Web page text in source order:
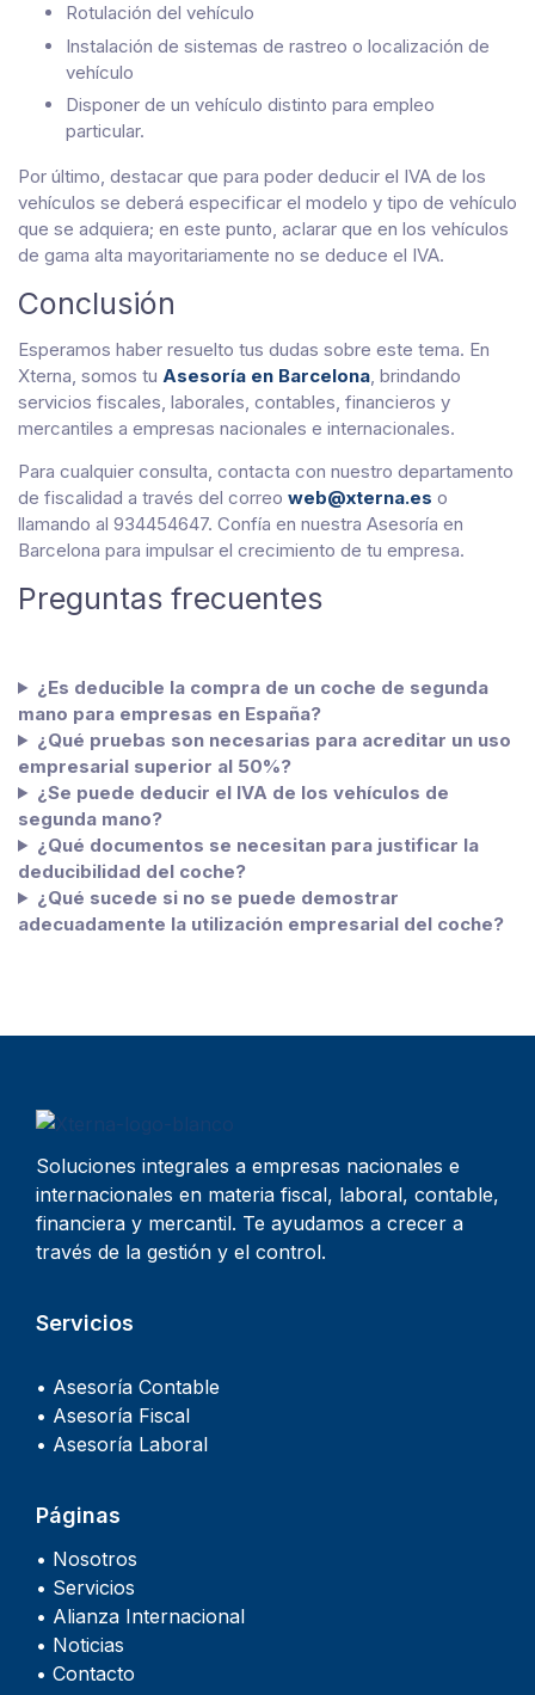
Rotulación del vehículo
Instalación de sistemas de rastreo o localización de
vehículo
Disponer de un vehículo distinto para empleo
particular.
Por último, destacar que para poder deducir el IVA de los
vehículos se deberá especificar el modelo y tipo de vehículo
que se adquiera; en este punto, aclarar que en los vehículos
de gama alta mayoritariamente no se deduce el IVA.
Conclusión
Esperamos haber resuelto tus dudas sobre este tema. En
Xterna, somos tu Asesoría en Barcelona, brindando
servicios fiscales, laborales, contables, financieros y
mercantiles a empresas nacionales e internacionales.
Para cualquier consulta, contacta con nuestro departamento
de fiscalidad a través del correo web@xterna.es o
llamando al 934454647. Confía en nuestra Asesoría en
Barcelona para impulsar el crecimiento de tu empresa.
Preguntas frecuentes
¿Es deducible la compra de un coche de segunda
mano para empresas en España?
¿Qué pruebas son necesarias para acreditar un uso
empresarial superior al 50%?
¿Se puede deducir el IVA de los vehículos de
segunda mano?
¿Qué documentos se necesitan para justificar la
deducibilidad del coche?
¿Qué sucede si no se puede demostrar
adecuadamente la utilización empresarial del coche?
Soluciones integrales a empresas nacionales e
internacionales en materia fiscal, laboral, contable,
financiera y mercantil. Te ayudamos a crecer a
través de la gestión y el control.
Servicios
• Asesoría Contable
• Asesoría Fiscal
• Asesoría Laboral
Páginas
• Nosotros
• Servicios
• Alianza Internacional
• Noticias
• Contacto